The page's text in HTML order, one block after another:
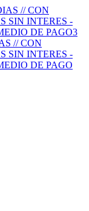
// CON
SIN INTERES -
DE PAGO3
// CON
SIN INTERES -
DE PAGO